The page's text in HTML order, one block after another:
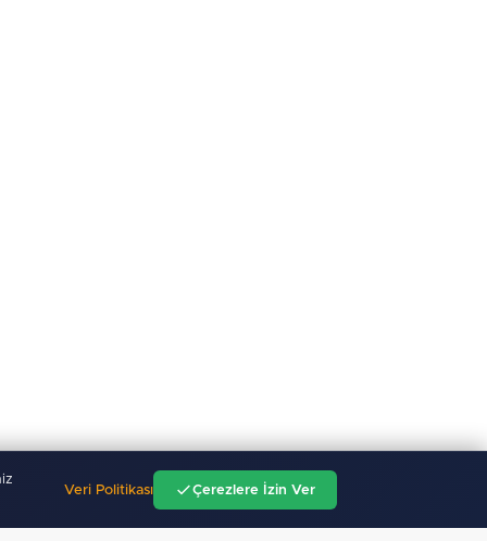
Veri Politikası Çerezlere İzin Ver